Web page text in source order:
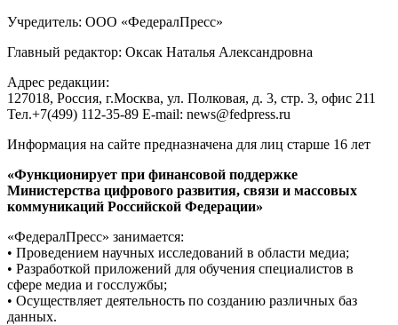
Учредитель: ООО «ФедералПресс»
Главный редактор: Оксак Наталья Александровна
Адрес редакции:
127018, Россия, г.Москва, ул. Полковая, д. 3, стр. 3, офис 211
Тел.+7(499) 112-35-89 E-mail: news@fedpress.ru
Информация на сайте предназначена для лиц старше 16 лет
«Функционирует при финансовой поддержке
Министерства цифрового развития, связи и массовых
коммуникаций Российской Федерации»
«ФедералПресс» занимается:
• Проведением научных исследований в области медиа;
• Разработкой приложений для обучения специалистов в
сфере медиа и госслужбы;
• Осуществляет деятельность по созданию различных баз
данных.